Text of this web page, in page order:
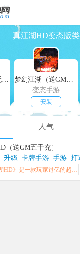
真江湖HD变态版类
白蛇仙劫（寻宝无限真充）
梦幻江湖（送GM特权）
变态手游
安装
人气
（送GM五千充）
升级 卡牌手游 手游 打
《真江湖HD》是一款玩家过亿的超经典武侠题材卡牌手游。